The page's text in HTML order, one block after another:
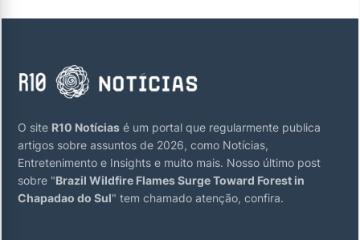
O site R10 Notícias é um portal que regularmente publica
artigos sobre assuntos de 2026, como Notícias,
Entretenimento e Insights e muito mais. Nosso último post
sobre "Brazil Wildfire Flames Surge Toward Forest in
Chapadao do Sul" tem chamado atenção, confira.